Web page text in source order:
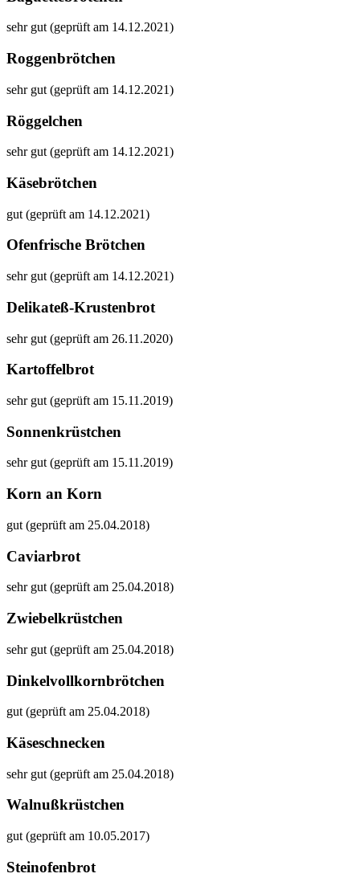
sehr gut (geprüft am 14.12.2021)
Roggenbrötchen
sehr gut (geprüft am 14.12.2021)
Röggelchen
sehr gut (geprüft am 14.12.2021)
Käsebrötchen
gut (geprüft am 14.12.2021)
Ofenfrische Brötchen
sehr gut (geprüft am 14.12.2021)
Delikateß-Krustenbrot
sehr gut (geprüft am 26.11.2020)
Kartoffelbrot
sehr gut (geprüft am 15.11.2019)
Sonnenkrüstchen
sehr gut (geprüft am 15.11.2019)
Korn an Korn
gut (geprüft am 25.04.2018)
Caviarbrot
sehr gut (geprüft am 25.04.2018)
Zwiebelkrüstchen
sehr gut (geprüft am 25.04.2018)
Dinkelvollkornbrötchen
gut (geprüft am 25.04.2018)
Käseschnecken
sehr gut (geprüft am 25.04.2018)
Walnußkrüstchen
gut (geprüft am 10.05.2017)
Steinofenbrot